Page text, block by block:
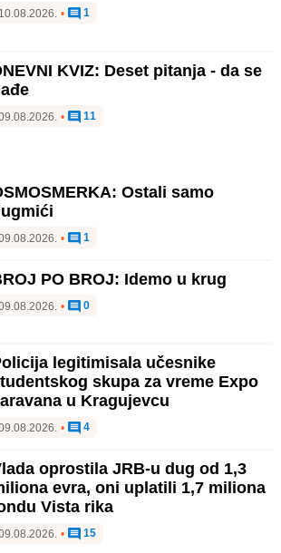
10.08.2026. • 1
KVIZ: Deset pitanja - da se
• 11
Ostali samo
• 1
PO BROJ: Idemo u krug
• 0
legitimisala učesnike
skupa za vreme Expo
u Kragujevcu
• 4
oprostila JRB-u dug od 1,3
evra, oni uplatili 1,7 miliona
Vista rika
• 15